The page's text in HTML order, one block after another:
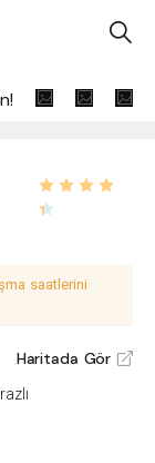
A
saatlerini
Haritada Gör V